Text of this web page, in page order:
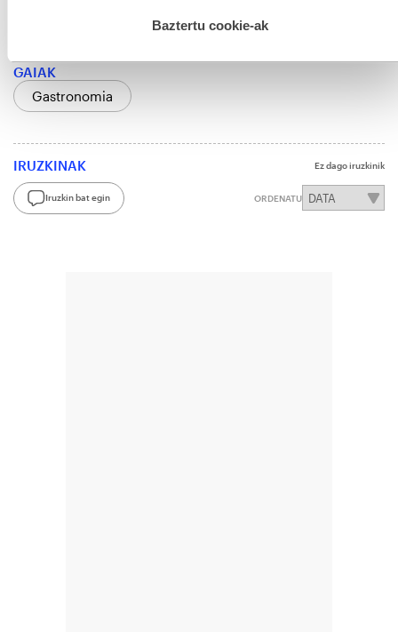
esplizitua ematen diguzu.Gehiago irakurri
Baztertu cookie-ak
GAIAK
Gastronomia
IRUZKINAK Ez dago iruzkinik
Iruzkin bat egin ORDENATU